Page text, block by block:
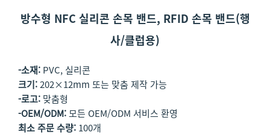
방수형 NFC 실리콘 손목 밴드, RFID 손목 밴드(행
사/클럽용)
-소재: PVC, 실리콘
크기:202×12mm 또는 맞춤 제작 가능
-로고: 맞춤형
-OEM/ODM: 모든 OEM/ODM 서비스 환영
최소 주문 수량: 100개